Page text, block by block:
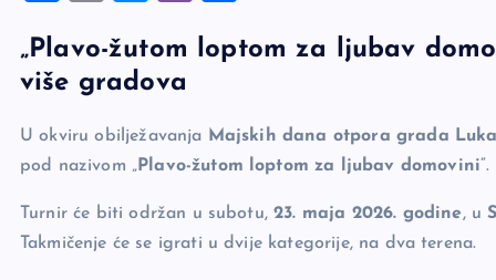
c
e
b
o
k
p
y
Li
n
se
n
g
er
er ar
„Plavo-žutom loptom za ljubav
više gradova
U okviru obilježavanja Majskih dana otpora grada
pod nazivom „ Plavo-žutom loptom za ljubav domovini“.
Turnir će biti održan u subotu,23. maja 2026. godine, u
Takmičenje će se igrati u dvije kategorije, na dva terena.